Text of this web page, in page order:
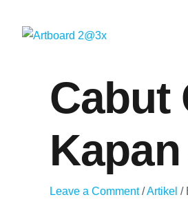
Cabut
Leave a Comment /Artikel /